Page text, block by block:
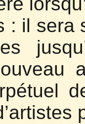
: il sera